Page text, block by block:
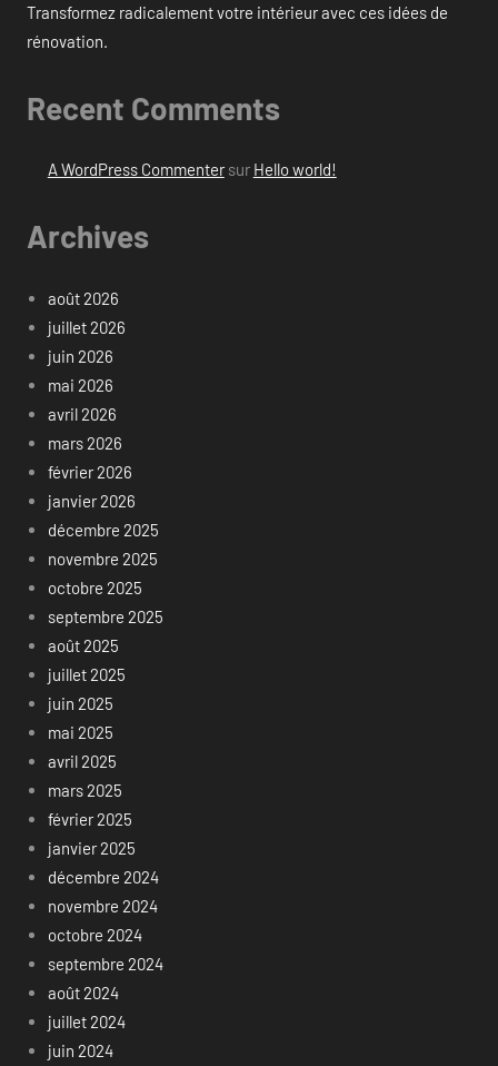
Transformez radicalement votre intérieur avec ces idées de
rénovation.
Recent Comments
A WordPress Commentersur Hello world!
Archives
août 2026
juillet 2026
juin 2026
mai 2026
avril 2026
mars 2026
février 2026
janvier 2026
décembre 2025
novembre 2025
octobre 2025
septembre 2025
août 2025
juillet 2025
juin 2025
mai 2025
avril 2025
mars 2025
février 2025
janvier 2025
décembre 2024
novembre 2024
octobre 2024
septembre 2024
août 2024
juillet 2024
juin 2024